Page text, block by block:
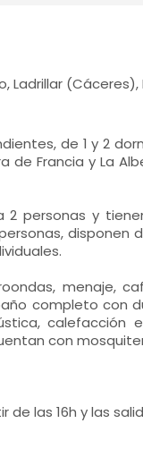
Ladrillar (Cáceres),
de 1 y 2
de Francia y La
2 personas y
disponen
menaje,
completo con
calefacción
con
las 16h y las